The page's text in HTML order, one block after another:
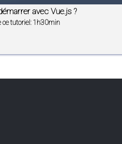
avec Vue.js ?
ce tutoriel: 1h30min